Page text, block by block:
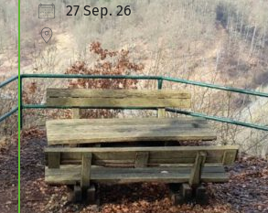
27 Sep. 26